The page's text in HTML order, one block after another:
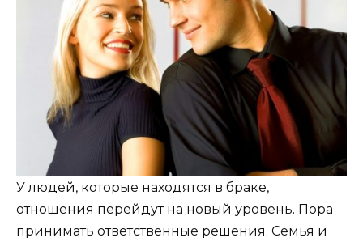
У людей, которые находятся в браке,
отношения перейдут на новый уровень. Пора
принимать ответственные решения. Семья и